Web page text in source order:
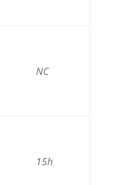
NC
15h